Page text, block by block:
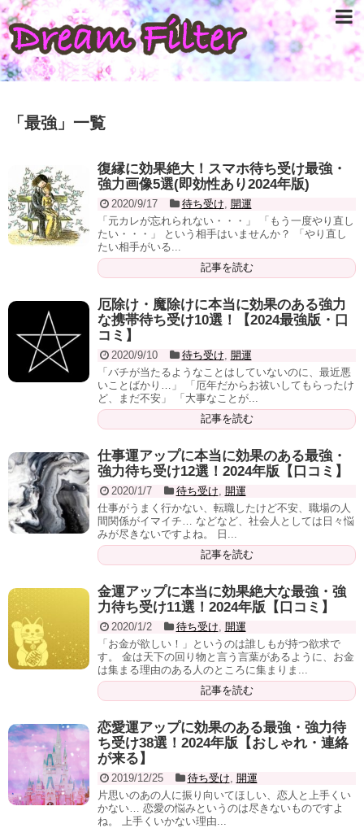
「 最強 」 一覧
復縁に効果絶大！スマホ待ち受け最強・
強力画像5選(即効性あり2024年版)
2020/9/17 待ち受け
開運
「元カレが忘れられない・・・」 「もう一度やり直し
たい・・・」 という相手はいませんか？ 「やり直し
たい相手がいる...
記事を読む
厄除け・魔除けに本当に効果のある強力
な携帯待ち受け10選！【2024最強版・口
コミ】
2020/9/10 待ち受け
開運
「バチが当たるようなことはしていないのに、最近悪
いことばかり…」 「厄年だからお祓いしてもらったけ
ど、まだ不安」 「大事なことが...
記事を読む
仕事運アップに本当に効果のある最強・
強力待ち受け12選！2024年版【口コミ】
2020/1/7 待ち受け
開運
仕事がうまく行かない、転職したけど不安、職場の人
間関係がイマイチ… などなど、社会人としては日々悩
みが尽きないですよね。 日...
記事を読む
金運アップに本当に効果絶大な最強・強
力待ち受け11選！2024年版【口コミ】
2020/1/2 待ち受け
開運
「お金が欲しい！」というのは誰しもが持つ欲求で
す。 金は天下の回り物と言う言葉があるように、お金
は集まる理由のある人のところに集まりま...
記事を読む
恋愛運アップに効果のある最強・強力待
ち受け38選！2024年版【おしゃれ・連絡
が来る】
2019/12/25 待ち受け
開運
片思いのあの人に振り向いてほしい、恋人と上手くい
かない… 恋愛の悩みというのは尽きないものですよ
ね。 上手くいかない理由...